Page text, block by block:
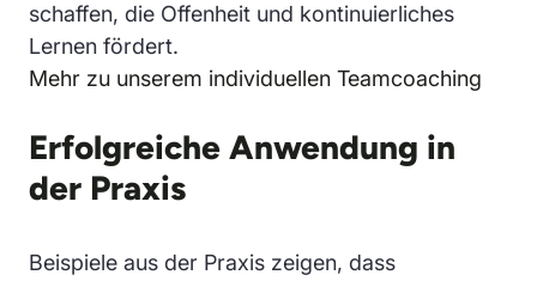
schaffen, die Offenheit und kontinuierliches
Lernen fördert.
Mehr zu unserem individuellen Teamcoaching
Erfolgreiche Anwendung in
der Praxis
Beispiele aus der Praxis zeigen, dass